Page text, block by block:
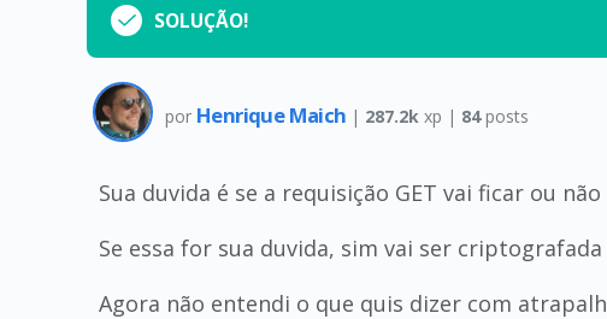
SOLUÇÃO!
por Henrique Maich | 287.2k xp | 84posts
Sua duvida é se a requisição GET vai ficar ou
Se essa for sua duvida, sim vai ser
Agora não entendi o que quis dizer com